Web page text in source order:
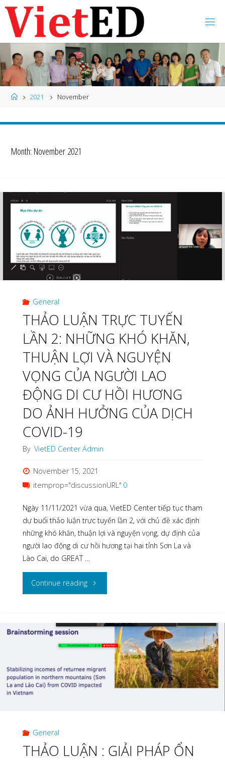
Skip
content
Home2021 November
Month: November 2021
General
THẢO LUẬN TRỰC TUYẾN
LẦN 2: NHỮNG KHÓ KHĂN,
THUẬN LỢI VÀ NGUYỆN
VỌNG CỦA NGƯỜI LAO
ĐỘNG DI CƯ HỒI HƯƠNG
DO ẢNH HƯỞNG CỦA DỊCH
COVID-19
By VietED Center Admin
November 15, 2021
itemprop="discussionURL" 0
Ngày 11/11/2021 vừa qua, VietED Center tiếp tục tham
dự buổi thảo luận trực tuyến lần 2, với chủ đề xác định
những khó khăn, thuận lợi và nguyện vọng, dự định của
người lao động di cư hồi hương tại hai tỉnh Sơn La và
Lào Cai, do GREAT …
Continue reading"THẢO
TRỰC
TUYẾN
LẦN
2:
KHĂN,
General
THẢO LUẬN : GIẢI PHÁP ỔN